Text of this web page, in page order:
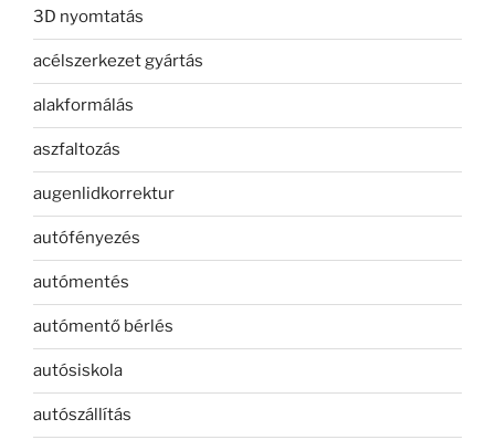
3D nyomtatás
acélszerkezet gyártás
alakformálás
aszfaltozás
augenlidkorrektur
autófényezés
autómentés
autómentő bérlés
autósiskola
autószállítás